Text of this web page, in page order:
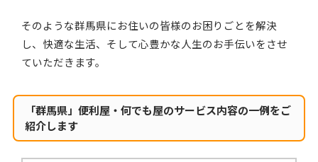
そのような群馬県にお住いの皆様のお困りごとを解決
し、快適な生活、そして心豊かな人生のお手伝いをさせ
ていただきます。
「群馬県」便利屋・何でも屋のサービス内容の一例をご
紹介します